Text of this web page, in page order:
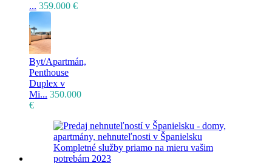
... 359.000 €
Byt/Apartmán,
Penthouse
Duplex v
Mi... 350.000
€